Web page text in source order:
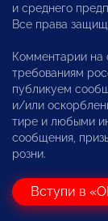
и среднего
Все права
Комментарии на
требованиям
публикуем
и/или
тире и любыми
сообщения,
розни.
Вступи в